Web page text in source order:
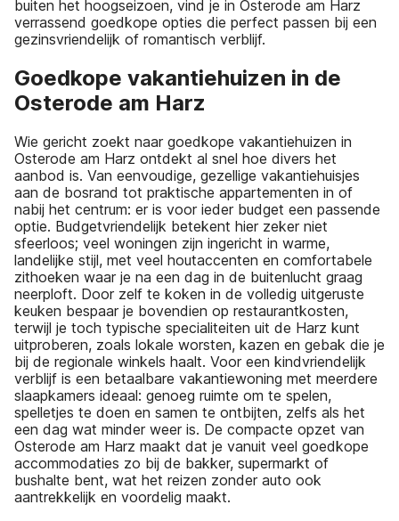
buiten het hoogseizoen, vind je in Osterode am Harz
verrassend goedkope opties die perfect passen bij een
gezinsvriendelijk of romantisch verblijf.
Goedkope vakantiehuizen in de
Osterode am Harz
Wie gericht zoekt naar goedkope vakantiehuizen in
Osterode am Harz ontdekt al snel hoe divers het
aanbod is. Van eenvoudige, gezellige vakantiehuisjes
aan de bosrand tot praktische appartementen in of
nabij het centrum: er is voor ieder budget een passende
optie. Budgetvriendelijk betekent hier zeker niet
sfeerloos; veel woningen zijn ingericht in warme,
landelijke stijl, met veel houtaccenten en comfortabele
zithoeken waar je na een dag in de buitenlucht graag
neerploft. Door zelf te koken in de volledig uitgeruste
keuken bespaar je bovendien op restaurantkosten,
terwijl je toch typische specialiteiten uit de Harz kunt
uitproberen, zoals lokale worsten, kazen en gebak die je
bij de regionale winkels haalt. Voor een kindvriendelijk
verblijf is een betaalbare vakantiewoning met meerdere
slaapkamers ideaal: genoeg ruimte om te spelen,
spelletjes te doen en samen te ontbijten, zelfs als het
een dag wat minder weer is. De compacte opzet van
Osterode am Harz maakt dat je vanuit veel goedkope
accommodaties zo bij de bakker, supermarkt of
bushalte bent, wat het reizen zonder auto ook
aantrekkelijk en voordelig maakt.